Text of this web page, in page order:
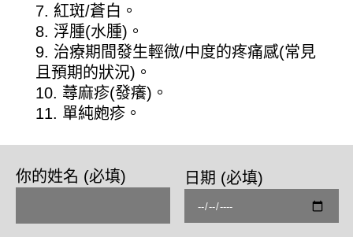
紅斑/蒼白。
浮腫(水腫)。
治療期間發生輕微/中度的疼痛感(常見
且預期的狀況)。
蕁麻疹(發癢)。
單純皰疹。
你的姓名 (必填) 日期 (必填)